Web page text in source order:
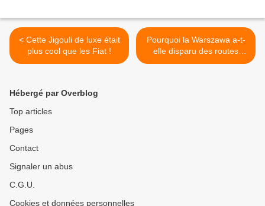
< Cette Jigouli de luxe était
plus cool que les Fiat !
Pourquoi la Warszawa a-t-
elle disparu des routes
polonaises ? >
Hébergé par Overblog
Top articles
Pages
Contact
Signaler un abus
C.G.U.
Cookies et données personnelles